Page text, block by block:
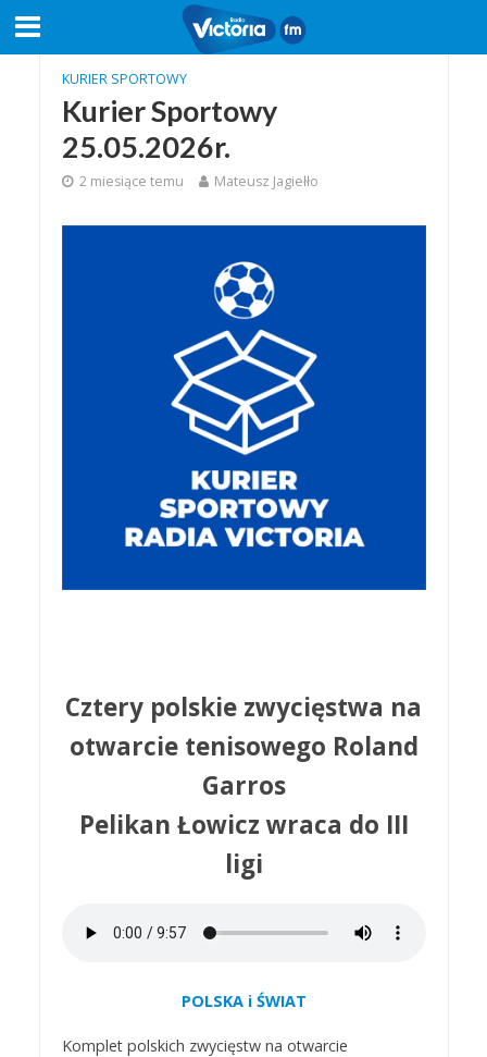
KURIER SPORTOWY
Kurier Sportowy
25.05.2026r.
2 miesiące temu Mateusz Jagiełło
Cztery polskie zwycięstwa na
otwarcie tenisowego Roland
Garros
Pelikan Łowicz wraca do III
ligi
POLSKA i ŚWIAT
Komplet polskich zwycięstw na otwarcie